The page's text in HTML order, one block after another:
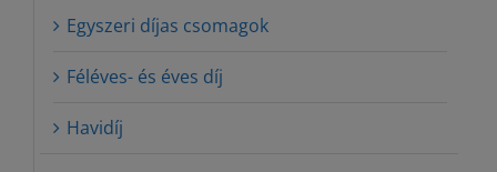
Egyszeri díjas csomagok
Féléves- és éves díj
Havidíj